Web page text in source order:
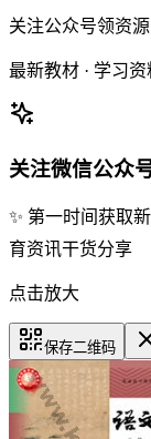
关注公众号领资源
最新教材 · 学习
关注微信公众
✨ 第一时间获取
育资讯干货分享
点击放大
保存二维码